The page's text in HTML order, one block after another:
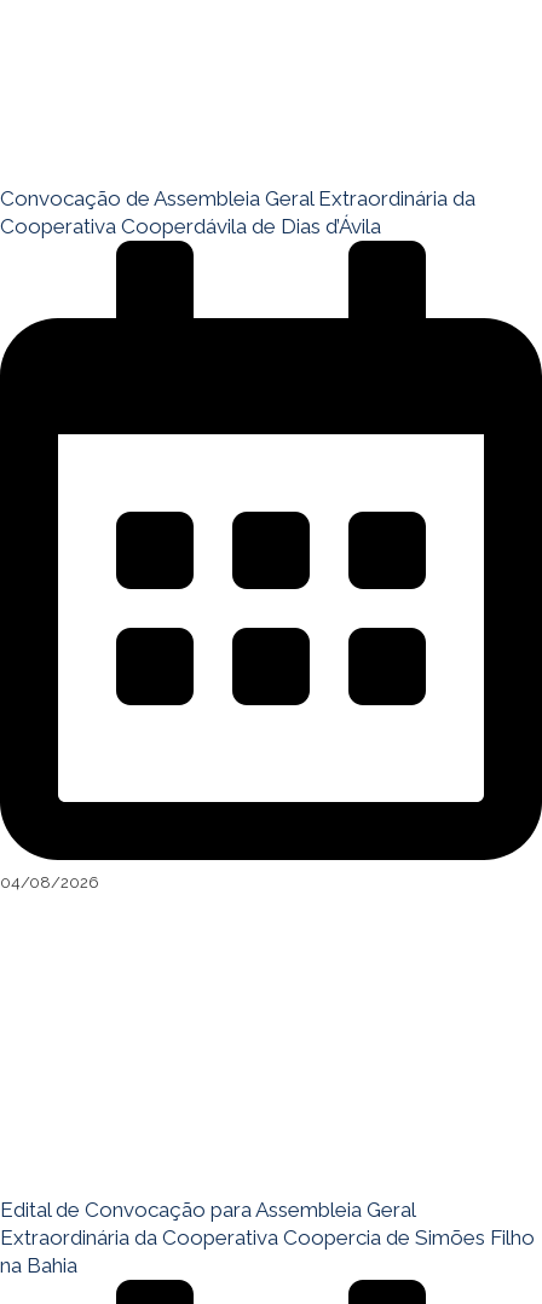
Convocação de Assembleia Geral Extraordinária da
Cooperativa Cooperdávila de Dias d’Ávila
04/08/2026
Edital de Convocação para Assembleia Geral
Extraordinária da Cooperativa Coopercia de Simões Filho
na Bahia